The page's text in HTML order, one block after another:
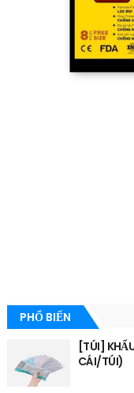
PHỔ BIẾN
[TÚI]
CÁI/TÚI)